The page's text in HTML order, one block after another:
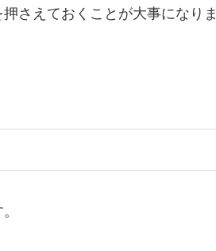
さえておくことが大事になりま